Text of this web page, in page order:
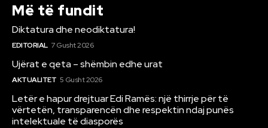
Më të fundit
Diktatura dhe neodiktatura!
EDITORIAL 7 Gusht 2026
Ujërat e qeta – shëmbin edhe urat
AKTUALITET 5 Gusht 2026
Letër e hapur drejtuar Edi Ramës: një thirrje për të
vërtetën, transparencën dhe respektin ndaj punës
intelektuale të diasporës